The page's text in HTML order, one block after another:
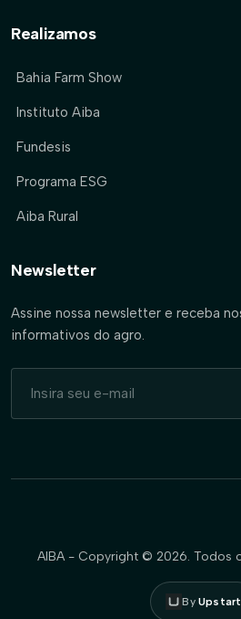
Realizamos
Bahia Farm Show
Instituto Aiba
Fundesis
Programa ESG
Aiba Rural
Newsletter
Assine nossa newsletter e receba
informativos do agro.
AIBA - Copyright © 2026. Todos
ByUpstart